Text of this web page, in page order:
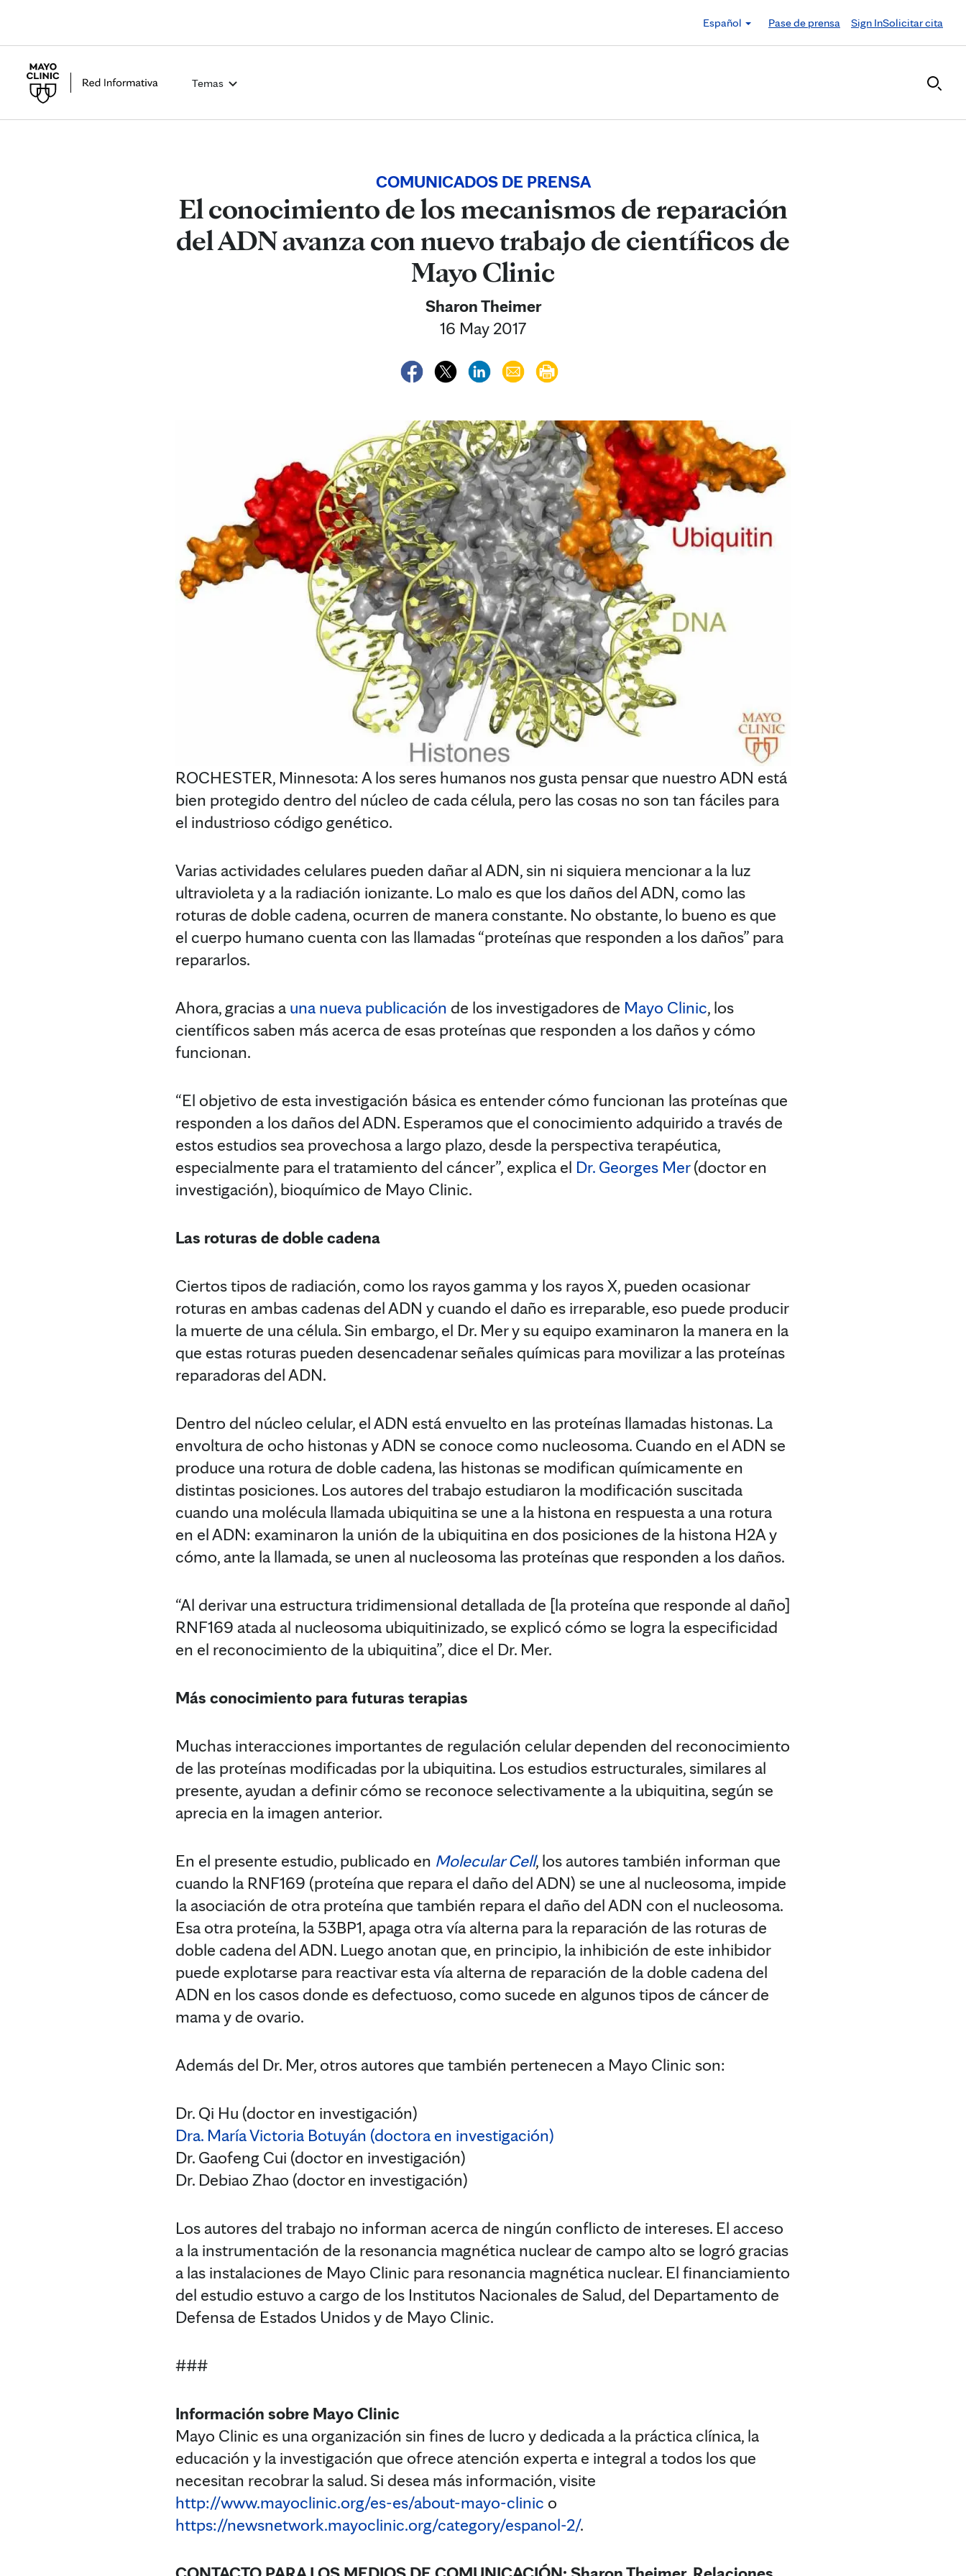
Español
Pase de prensa Sign InSolicitar cita
Temas
COMUNICADOS DE PRENSA
El conocimiento de los mecanismos de reparación
del ADN avanza con nuevo trabajo de científicos de
Mayo Clinic
Sharon Theimer
16 May 2017
ROCHESTER, Minnesota: A los seres humanos nos gusta pensar que nuestro ADN está
bien protegido dentro del núcleo de cada célula, pero las cosas no son tan fáciles para
el industrioso código genético.
Varias actividades celulares pueden dañar al ADN, sin ni siquiera mencionar a la luz
ultravioleta y a la radiación ionizante. Lo malo es que los daños del ADN, como las
roturas de doble cadena, ocurren de manera constante. No obstante, lo bueno es que
el cuerpo humano cuenta con las llamadas “proteínas que responden a los daños” para
repararlos.
Ahora, gracias a una nueva publicación de los investigadores de Mayo Clinic, los
científicos saben más acerca de esas proteínas que responden a los daños y cómo
funcionan.
“El objetivo de esta investigación básica es entender cómo funcionan las proteínas que
responden a los daños del ADN. Esperamos que el conocimiento adquirido a través de
estos estudios sea provechosa a largo plazo, desde la perspectiva terapéutica,
especialmente para el tratamiento del cáncer”, explica el Dr. Georges Mer(doctor en
investigación), bioquímico de Mayo Clinic.
Las roturas de doble cadena
Ciertos tipos de radiación, como los rayos gamma y los rayos X, pueden ocasionar
roturas en ambas cadenas del ADN y cuando el daño es irreparable, eso puede producir
la muerte de una célula. Sin embargo, el Dr. Mer y su equipo examinaron la manera en la
que estas roturas pueden desencadenar señales químicas para movilizar a las proteínas
reparadoras del ADN.
Dentro del núcleo celular, el ADN está envuelto en las proteínas llamadas histonas. La
envoltura de ocho histonas y ADN se conoce como nucleosoma. Cuando en el ADN se
produce una rotura de doble cadena, las histonas se modifican químicamente en
distintas posiciones. Los autores del trabajo estudiaron la modificación suscitada
cuando una molécula llamada ubiquitina se une a la histona en respuesta a una rotura
en el ADN: examinaron la unión de la ubiquitina en dos posiciones de la histona H2A y
cómo, ante la llamada, se unen al nucleosoma las proteínas que responden a los daños.
“Al derivar una estructura tridimensional detallada de [la proteína que responde al daño]
RNF169 atada al nucleosoma ubiquitinizado, se explicó cómo se logra la especificidad
en el reconocimiento de la ubiquitina”, dice el Dr. Mer.
Más conocimiento para futuras terapias
Muchas interacciones importantes de regulación celular dependen del reconocimiento
de las proteínas modificadas por la ubiquitina. Los estudios estructurales, similares al
presente, ayudan a definir cómo se reconoce selectivamente a la ubiquitina, según se
aprecia en la imagen anterior.
En el presente estudio, publicado en Molecular Cell, los autores también informan que
cuando la RNF169 (proteína que repara el daño del ADN) se une al nucleosoma, impide
la asociación de otra proteína que también repara el daño del ADN con el nucleosoma.
Esa otra proteína, la 53BP1, apaga otra vía alterna para la reparación de las roturas de
doble cadena del ADN. Luego anotan que, en principio, la inhibición de este inhibidor
puede explotarse para reactivar esta vía alterna de reparación de la doble cadena del
ADN en los casos donde es defectuoso, como sucede en algunos tipos de cáncer de
mama y de ovario.
Además del Dr. Mer, otros autores que también pertenecen a Mayo Clinic son:
Dr. Qi Hu (doctor en investigación)
Dra. María Victoria Botuyán (doctora en investigación)
Dr. Gaofeng Cui (doctor en investigación)
Dr. Debiao Zhao (doctor en investigación)
Los autores del trabajo no informan acerca de ningún conflicto de intereses. El acceso
a la instrumentación de la resonancia magnética nuclear de campo alto se logró gracias
a las instalaciones de Mayo Clinic para resonancia magnética nuclear. El financiamiento
del estudio estuvo a cargo de los Institutos Nacionales de Salud, del Departamento de
Defensa de Estados Unidos y de Mayo Clinic.
###
Información sobre Mayo Clinic
Mayo Clinic es una organización sin fines de lucro y dedicada a la práctica clínica, la
educación y la investigación que ofrece atención experta e integral a todos los que
necesitan recobrar la salud. Si desea más información, visite
http://www.mayoclinic.org/es-es/about-mayo-clinic o
https://newsnetwork.mayoclinic.org/category/espanol-2/.